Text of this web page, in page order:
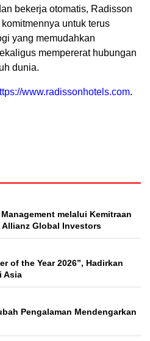
bekerja otomatis, Radisson
untuk terus
yang memudahkan
mempererat hubungan
dunia.
www.radissonhotels.com.
melalui Kemitraan
Global Investors
of the Year 2026”, Hadirkan
Asia
Pengalaman Mendengarkan